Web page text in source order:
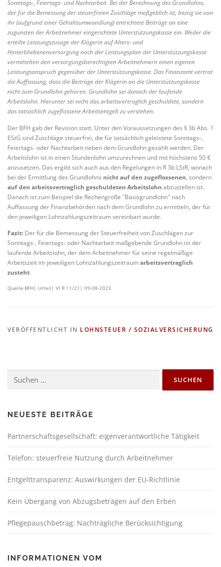
Sonntags-, Feiertags- und Nachtarbeit. Bei der Berechnung des Grundlohns,
der für die Bemessung der steuerfreien Zuschläge maßgeblich ist, bezog sie von
ihr (aufgrund einer Gehaltsumwandlung) entrichtete Beiträge an eine
zugunsten der Arbeitnehmer eingerichtete Unterstützungskasse ein. Weder die
erteilte Leistungszusage der Klägerin auf Alters- und
Hinterbliebenenversorgung noch der Leistungsplan der Unterstützungskasse
vermittelten den versorgungsberechtigten Arbeitnehmern einen eigenen
Leistungsanspruch gegenüber der Unterstützungskasse. Das Finanzamt vertrat
die Auffassung, dass die Beiträge der Klägerin an die Unterstützungskasse
nicht zum Grundlohn gehören. Grundlohn sei danach der laufende
Arbeitslohn. Hierunter sei nicht das arbeitsvertraglich geschuldete, sondern
das tatsächlich zugeflossene Arbeitsentgelt zu verstehen.
Der BFH gab der Revision statt. Unter den Voraussetzungen des § 3b Abs. 1
EStG sind Zuschläge steuerfrei, die für tatsächlich geleistete Sonntags-,
Feiertags- oder Nachtarbeit neben dem Grundlohn gezahlt werden. Der
Arbeitslohn ist in einen Stundenlohn umzurechnen und mit höchstens 50 €
anzusetzen. Das ergibt sich auch aus den Regelungen in R 3b LStR, wonach
bei der Ermittlung des Grundlohns nicht auf den zugeflossenen, sondern
auf den arbeitsvertraglich geschuldeten Arbeitslohn abzustellen ist.
Danach ist zum Beispiel die Rechengröße "Basisgrundlohn" nach
Auffassung der Finanzbehörden nach dem Grundlohn zu ermitteln, der für
den jeweiligen Lohnzahlungszeitraum vereinbart wurde.
Fazit: Der für die Bemessung der Steuerfreiheit von Zuschlägen zur
Sonntags-, Feiertags- oder Nachtarbeit maßgebende Grundlohn ist der
laufende Arbeitslohn, der dem Arbeitnehmer für seine regelmäßige
Arbeitszeit im jeweiligen Lohnzahlungszeitraum arbeitsvertraglich
zusteht.
Quelle:BFH| Urteil| VI R 11/21| 09-08-2023
VERÖFFENTLICHT IN LOHNSTEUER / SOZIALVERSICHERUNG
NEUESTE BEITRÄGE
Partnerschaftsgesellschaft: eigenverantwortliche Tätigkeit
Telefon: steuerfreie Nutzung durch Arbeitnehmer
Entgelttransparenz: Auswirkungen der EU-Richtlinie
Kein Übergang von Abzugsbeträgen auf den Erben
Pflegepauschbetrag: Nachträgliche Berücksichtigung
INFORMATIONEN VOM